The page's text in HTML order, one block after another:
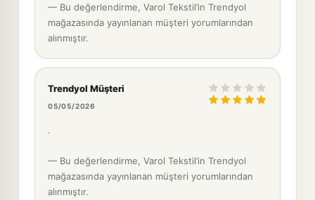
— Bu değerlendirme, Varol Tekstil’in Trendyol
mağazasında yayınlanan müşteri yorumlarından
alınmıştır.
Trendyol Müşteri
05/05/2026
.
— Bu değerlendirme, Varol Tekstil’in Trendyol
mağazasında yayınlanan müşteri yorumlarından
alınmıştır.